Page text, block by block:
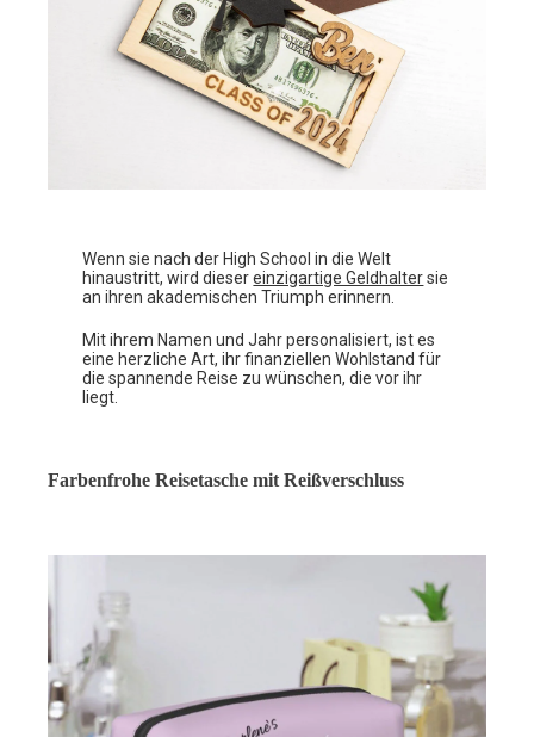
Wenn sie nach der High School in die Welt
hinaustritt, wird diesereinzigartige Geldhaltersie
an ihren akademischen Triumph erinnern.
Mit ihrem Namen und Jahr personalisiert, ist es
eine herzliche Art, ihr finanziellen Wohlstand für
die spannende Reise zu wünschen, die vor ihr
liegt.
Farbenfrohe Reisetasche mit Reißverschluss